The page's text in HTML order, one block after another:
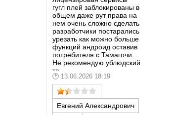
гугл плей заблокированы в
общем даже рут права на
нем очень сложно сделать
разработчики постарались
урезать как можно больше
функций андроид оставив
потребителя с Тамагочи....
Не рекомендую ублюдский
тв
13.06.2026 18:19
Евгений Александрович